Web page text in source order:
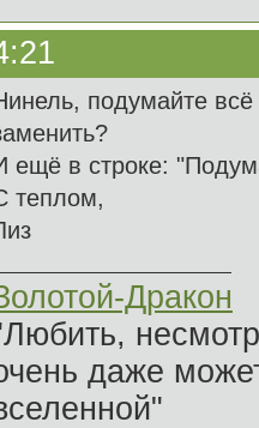
подумайте
ещё в строке:
теплом,
Дракон
даже